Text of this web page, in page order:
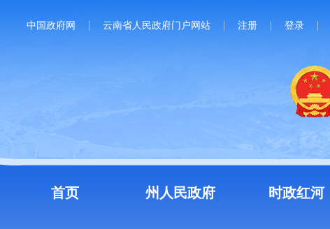
中国政府网 云南省人民政府门户网站 注册 登录
首页 州人民政府 时政红河